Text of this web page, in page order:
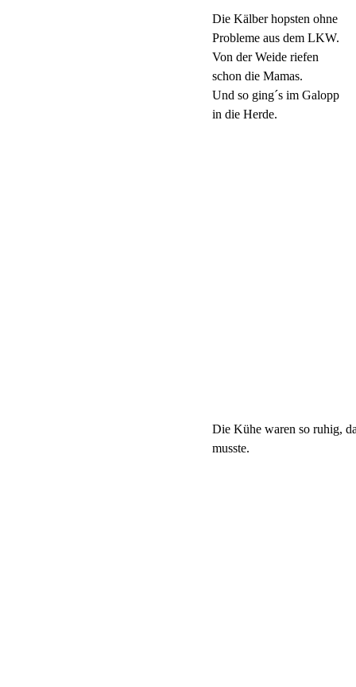
Die Kälber hopsten ohne
Probleme aus dem LKW.
Von der Weide riefen
schon die Mamas.
Und so ging´s im Galopp
in die Herde.
Die Kühe waren so ruhig,
musste.